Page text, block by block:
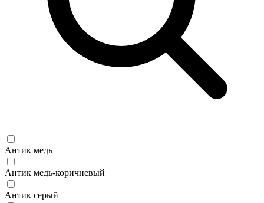
Антик медь
Антик медь-коричневый
Антик серый